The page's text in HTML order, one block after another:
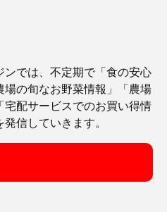
では、不定期で「食の安心
の旬なお野菜情報」「農場
配サービスでのお買い得情
信していきます。